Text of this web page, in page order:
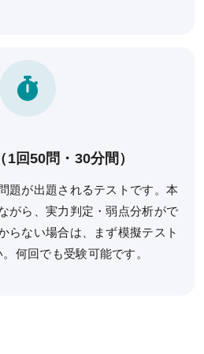
1回50問・30分間）
題が出題されるテストです。本
がら、実力判定・弱点分析がで
らない場合は、まず模擬テスト
何回でも受験可能です。